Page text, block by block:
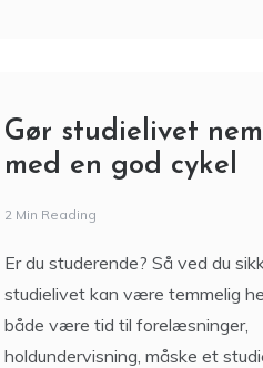
Gør studielivet
med en god cykel
2 Min Reading
Er du studerende? Så ved du
studielivet kan være temmelig
både være tid til forelæsninger,
holdundervisning, måske et